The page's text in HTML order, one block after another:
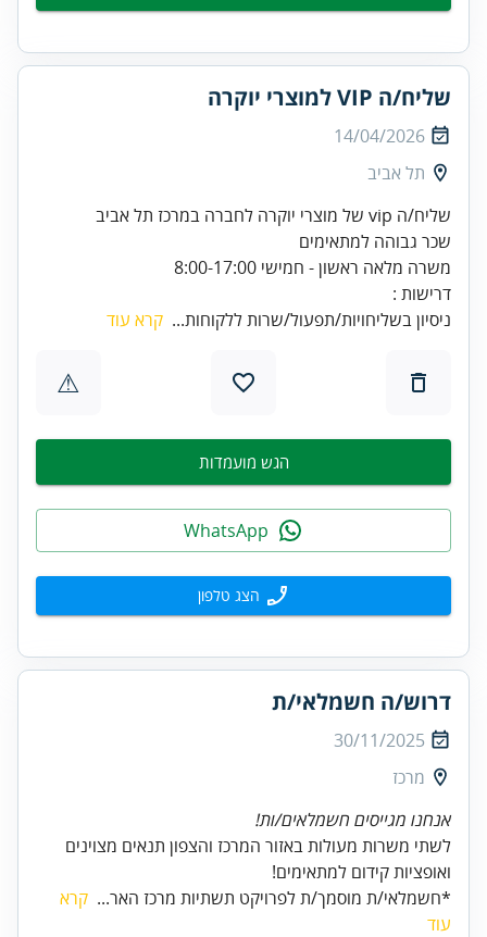
שליח/ה VIP למוצרי יוקרה
14/04/2026
תל אביב
שליח/ה vip של מוצרי יוקרה לחברה במרכז תל אביב
שכר גבוהה למתאימים
משרה מלאה ראשון - חמישי 8:00-17:00
דרישות :
ניסיון בשליחויות/תפעול/שרות ללקוחות... קרא עוד
⚠
הגש מועמדות
הצג טלפון
דרוש/ה חשמלאי/ת
30/11/2025
מרכז
אנחנו מגייסים חשמלאים/ות!
לשתי משרות מעולות באזור המרכז והצפון תנאים מצוינים
ואופציות קידום למתאימים!
*חשמלאי/ת מוסמך/ת לפרויקט תשתיות מרכז האר... קרא
עוד